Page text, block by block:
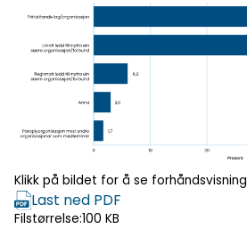
Klikk på bildet for å se forhåndsvisning
Last ned PDF
Filstørrelse:100 KB